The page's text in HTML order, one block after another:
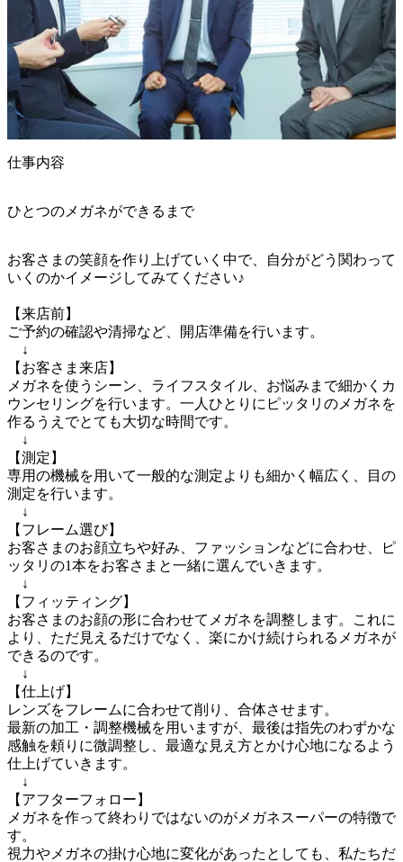
仕事内容
ひとつのメガネができるまで
お客さまの笑顔を作り上げていく中で、自分がどう関わって
いくのかイメージしてみてください♪
【来店前】
ご予約の確認や清掃など、開店準備を行います。
↓
【お客さま来店】
メガネを使うシーン、ライフスタイル、お悩みまで細かくカ
ウンセリングを行います。一人ひとりにピッタリのメガネを
作るうえでとても大切な時間です。
↓
【測定】
専用の機械を用いて一般的な測定よりも細かく幅広く、目の
測定を行います。
↓
【フレーム選び】
お客さまのお顔立ちや好み、ファッションなどに合わせ、ピ
ッタリの1本をお客さまと一緒に選んでいきます。
↓
【フィッティング】
お客さまのお顔の形に合わせてメガネを調整します。これに
より、ただ見えるだけでなく、楽にかけ続けられるメガネが
できるのです。
↓
【仕上げ】
レンズをフレームに合わせて削り、合体させます。
最新の加工・調整機械を用いますが、最後は指先のわずかな
感触を頼りに微調整し、最適な見え方とかけ心地になるよう
仕上げていきます。
↓
【アフターフォロー】
メガネを作って終わりではないのがメガネスーパーの特徴で
す。
視力やメガネの掛け心地に変化があったとしても、私たちだ